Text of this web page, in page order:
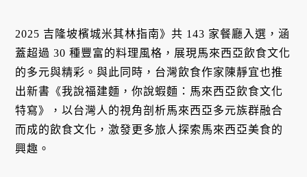
2025 吉隆坡檳城米其林指南》共 143 家餐廳入選，涵
蓋超過 30 種豐富的料理風格，展現馬來西亞飲食文化
的多元與精彩。與此同時，台灣飲食作家陳靜宜也推
出新書《我說福建麵，你說蝦麵：馬來西亞飲食文化
特寫》，以台灣人的視角剖析馬來西亞多元族群融合
而成的飲食文化，激發更多旅人探索馬來西亞美食的
興趣。